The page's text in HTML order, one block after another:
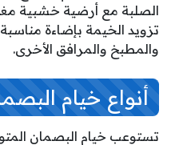
الصلبة مع أرضية خشبية
تزويد الخيمة بإضاءة
والمطبخ والمرافق الأخرى.
أنواع خيام
تستوعب خيام البصمان